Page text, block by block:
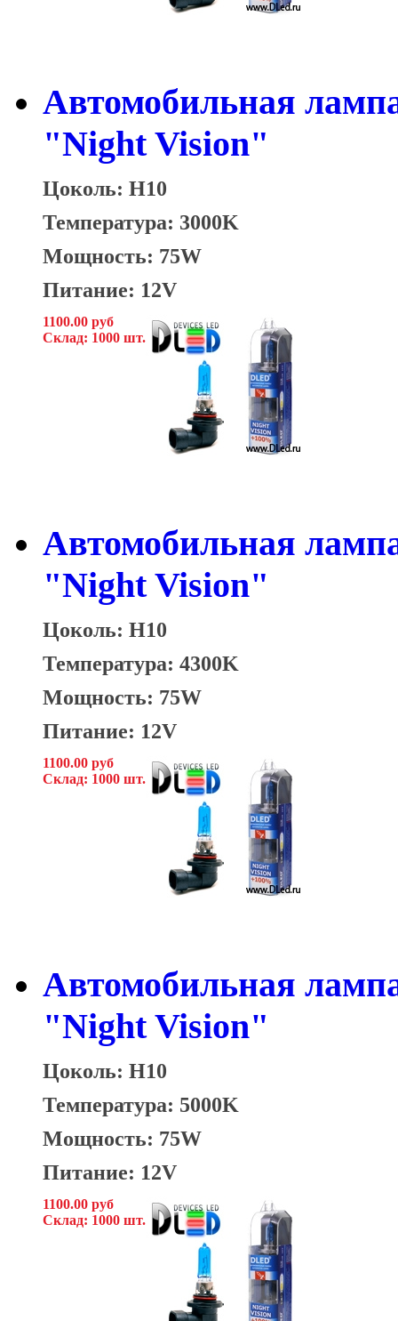
Автомобильная
"Night Vision"
Цоколь: H10
Температура: 3000K
Мощность: 75W
Питание: 12V
1100.00 руб
Склад: 1000 шт.
Автомобильная
"Night Vision"
Цоколь: H10
Температура: 4300K
Мощность: 75W
Питание: 12V
1100.00 руб
Склад: 1000 шт.
Автомобильная
"Night Vision"
Цоколь: H10
Температура: 5000K
Мощность: 75W
Питание: 12V
1100.00 руб
Склад: 1000 шт.